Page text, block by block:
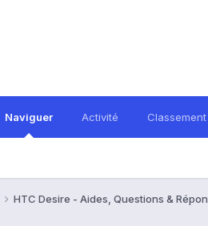
Naviguer Activité Classement
HTC Desire - Aides, Questions &